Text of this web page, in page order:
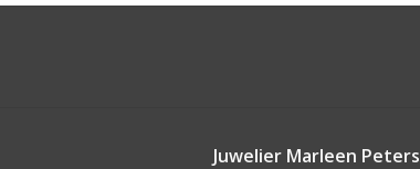
Juwelier Marleen Peters